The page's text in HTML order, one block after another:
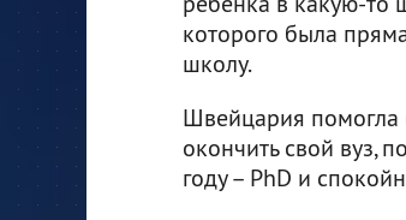
которого была
школу.
Швейцария помогла
окончить свой вуз,
году – PhD и